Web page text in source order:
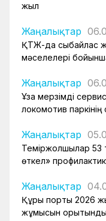
жыл
Жаңалықтар
ҚТЖ-да сыбайлас
мәселелері
Жаңалықтар
Ұзақ мерзімді
локомотив паркінің
Жаңалықтар
Теміржолшылар 53
өткел»
Жаңалықтар
Құрық порты 2026
жұмысын